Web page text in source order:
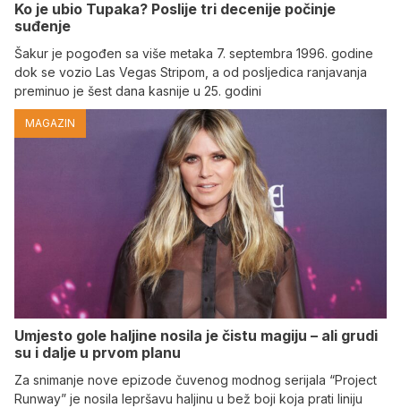
Ko je ubio Tupaka? Poslije tri decenije počinje
suđenje
Šakur je pogođen sa više metaka 7. septembra 1996. godine
dok se vozio Las Vegas Stripom, a od posljedica ranjavanja
preminuo je šest dana kasnije u 25. godini
MAGAZIN
Umjesto gole haljine nosila je čistu magiju – ali grudi
su i dalje u prvom planu
Za snimanje nove epizode čuvenog modnog serijala “Project
Runway” je nosila lepršavu haljinu u bež boji koja prati liniju